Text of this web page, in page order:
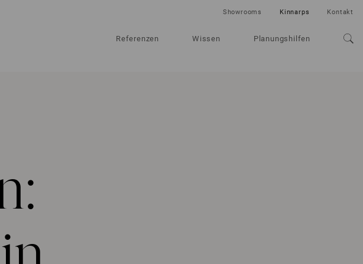
Referenzen Wissen Planungshilfen
Showrooms Kinnarps Kontakt